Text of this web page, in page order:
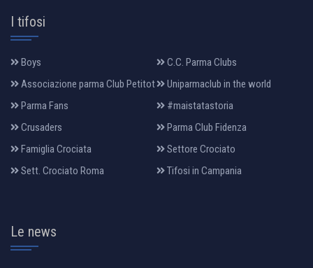
I tifosi
Boys
C.C. Parma Clubs
Associazione parma Club Petitot
Uniparmaclub in the world
Parma Fans
#maistatastoria
Crusaders
Parma Club Fidenza
Famiglia Crociata
Settore Crociato
Sett. Crociato Roma
Tifosi in Campania
Le news